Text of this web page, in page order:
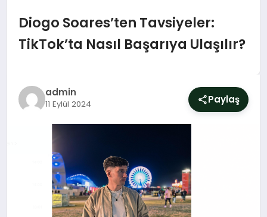
SIYASET
Diogo Soares’ten Tavsiyeler:
TikTok’ta Nasıl Başarıya Ulaşılır?
admin
11 Eylül 2024 Paylaş